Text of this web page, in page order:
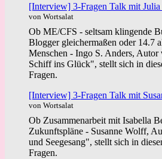
[Interview] 3-Fragen Talk mit
von Wortsalat
Ob ME/CFS - seltsam klingende
Blogger gleichermaßen oder 14.7
Menschen - Ingo S. Anders,
Schiff ins Glück", stellt sich in
Fragen.
[Interview] 3-Fragen Talk mit
von Wortsalat
Ob Zusammenarbeit mit Isabella
Zukunftspläne - Susanne Wolff,
und Seegesang", stellt sich in
Fragen.